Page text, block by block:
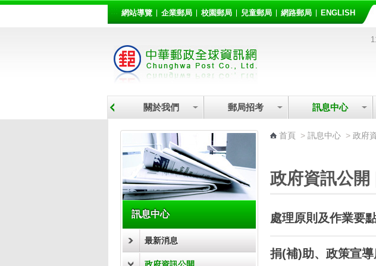
網站導覽 企業郵局 校園郵局 兒童郵局 網路郵局 ENGLISH
關於我們 郵局招考 訊息中心
訊息中心
最新消息
首頁 > 訊息中心 > 政府
政府資訊公開
處理原則及作業要
捐(補)助、政策宣